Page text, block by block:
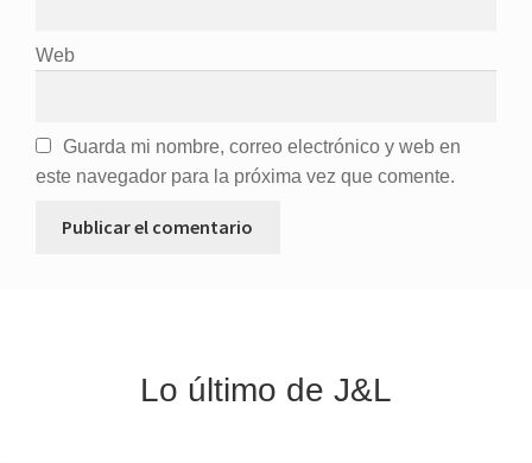
Web
Guarda mi nombre, correo electrónico y web en
este navegador para la próxima vez que comente.
Lo último de J&L